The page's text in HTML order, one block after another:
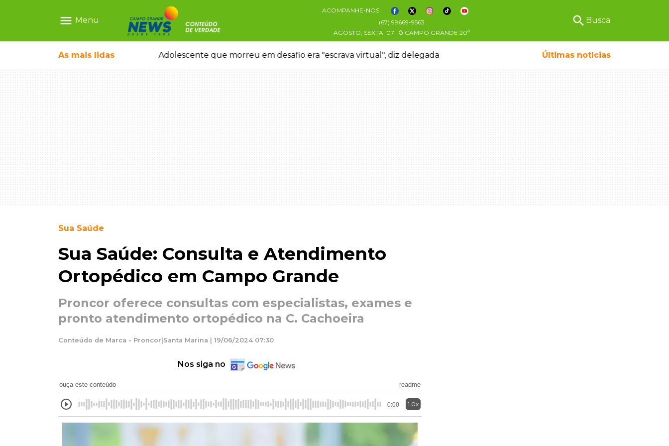
menu Menu
ACOMPANHE-NOS
(67) 99669-9563
AGOSTO, SEXTA 07 CAMPO GRANDE 20º
search Busca
As mais lidas
em caminhão estacionado Adolescente que morreu em desafio era "escrava virtual", diz delegada Últimas notícias
Sua Saúde
Sua Saúde: Consulta e Atendimento
Ortopédico em Campo Grande
Proncor oferece consultas com especialistas, exames e
pronto atendimento ortopédico na C. Cachoeira
Conteúdo de Marca - Proncor|Santa Marina | 19/06/2024 07:30
Nos siga no
ouça este conteúdo readme
0:00 1.0x